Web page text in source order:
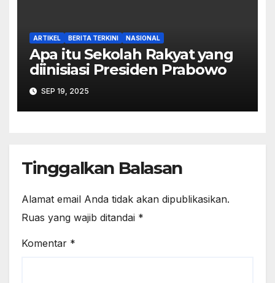
ARTIKEL BERITA TERKINI NASIONAL
Apa itu Sekolah Rakyat yang
diinisiasi Presiden Prabowo
SEP 19, 2025
Tinggalkan Balasan
Alamat email Anda tidak akan dipublikasikan.
Ruas yang wajib ditandai *
Komentar *